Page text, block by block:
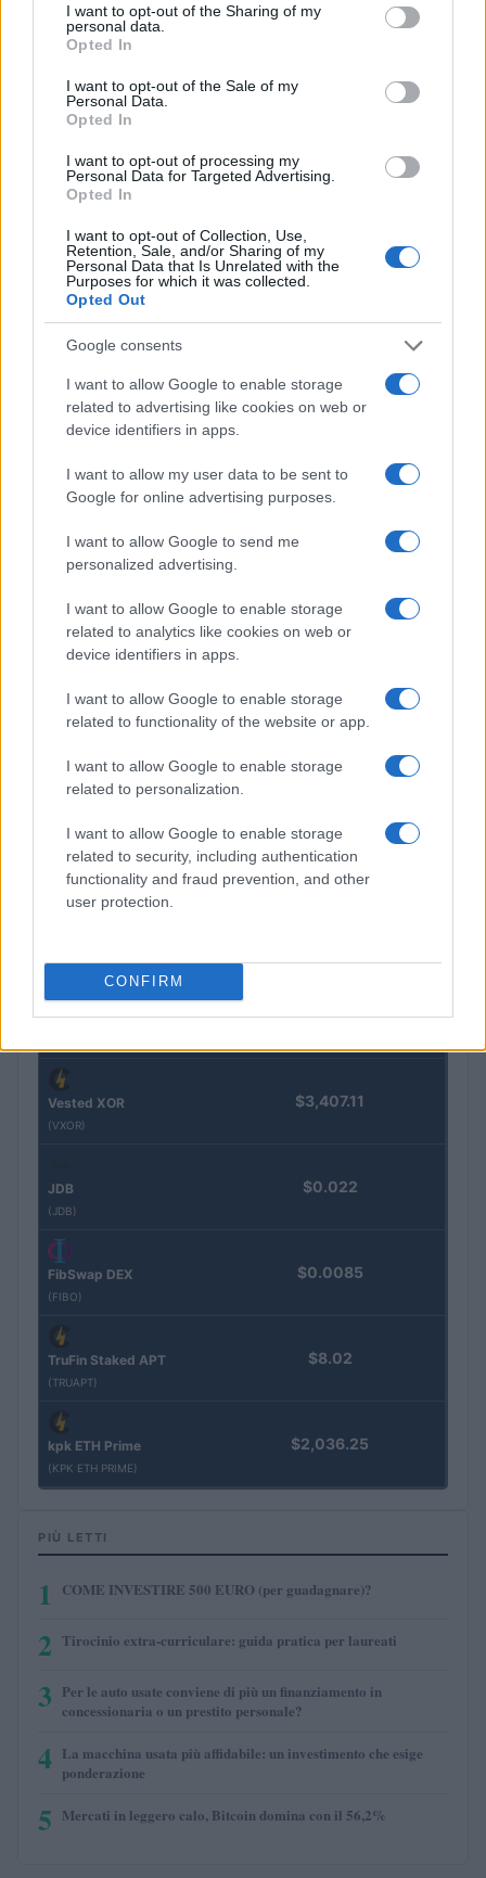
not limited to your visit or usage behaviour. You may click to
grant or deny consent to Google and its third-party tags to
use your data for below specified purposes in below Google
consent section.
I want to opt-out of the Sharing of my
personal data.
Opted In
I want to opt-out of the Sale of my
Personal Data.
Opted In
I want to opt-out of processing my
Personal Data for Targeted Advertising.
Opted In
I want to opt-out of Collection, Use,
Retention, Sale, and/or Sharing of my
Personal Data that Is Unrelated with the
Purposes for which it was collected.
Opted Out
Google consents
I want to allow Google to enable storage
related to advertising like cookies on web or
device identifiers in apps.
I want to allow my user data to be sent to
Google for online advertising purposes.
I want to allow Google to send me
personalized advertising.
I want to allow Google to enable storage
related to analytics like cookies on web or
device identifiers in apps.
I want to allow Google to enable storage
related to functionality of the website or app.
I want to allow Google to enable storage
related to personalization.
I want to allow Google to enable storage
related to security, including authentication
functionality and fraud prevention, and other
user protection.
CONFIRM
Andrea Innocenti · 7 Ago 2026
Petrolio in calo: Brent a 88.9 dollari, ribassi diffusi tra le
materie prime
QUOTAZIONI CRYPTO
Nome
Eureka Bridged PAX
Gold (Terra
(PAXG)
$4,187.30
Kinza Babylon Staked
(KBTC)
$83,270.00
Steakhouse EURCV
$100,000,000,000,000.00
Stride Staked Injective $16.49
Vested XOR
(VXOR)
$3,407.11
JDB
(JDB)
$0.022
FibSwap DEX
(FIBO)
$0.0085
TruFin Staked APT
(TRUAPT)
$8.02
kpk ETH Prime
(KPK ETH PRIME)
$2,036.25
PIÙ LETTI
1 COME INVESTIRE 500 EURO (per guadagnare)?
2 Tirocinio extra-curriculare: guida pratica per laureati
3 Per le auto usate conviene di più un finanziamento in
concessionaria o un prestito personale?
4 La macchina usata più affidabile: un investimento che esige
ponderazione
5 Mercati in leggero calo, Bitcoin domina con il 56,2%